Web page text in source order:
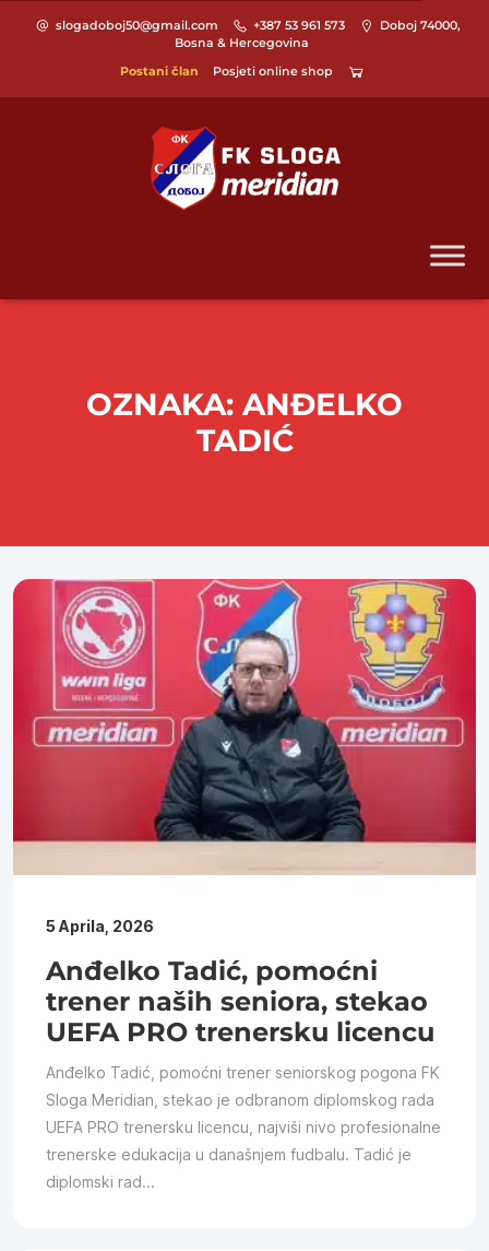
slogadoboj50@gmail.com +387 53 961 573
Doboj 74000,
Bosna & Hercegovina
Postani član
Posjeti online shop
OZNAKA: ANĐELKO
TADIĆ
5 Aprila, 2026
Anđelko Tadić, pomoćni
trener naših seniora, stekao
UEFA PRO trenersku licencu
Anđelko Tadić, pomoćni trener seniorskog pogona FK
Sloga Meridian, stekao je odbranom diplomskog rada
UEFA PRO trenersku licencu, najviši nivo profesionalne
trenerske edukacija u današnjem fudbalu. Tadić je
diplomski rad...